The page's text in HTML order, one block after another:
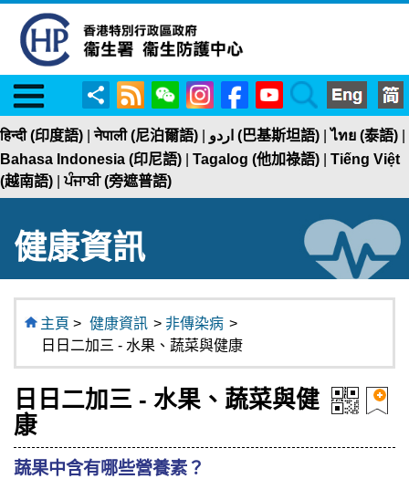
Menu
分
享
RSS WeChatInstagramFacebookYouTubeSearch
हिन्दी (印度語) |नेपाली (尼泊爾語) اردو (巴基斯坦語) |ไทย (泰語)
Bahasa Indonesia (印尼語)
Tagalog (他加祿語)
Tiếng Việt
(越南語) |ਪੰਜਾਬੀ (旁遮普語)
健康資訊
主頁 > 健康資訊 > 非傳染病 >
日日二加三 - 水果、蔬菜與健康
日日二加三 - 水果、蔬菜與健
康
蔬果中含有哪些營養素？